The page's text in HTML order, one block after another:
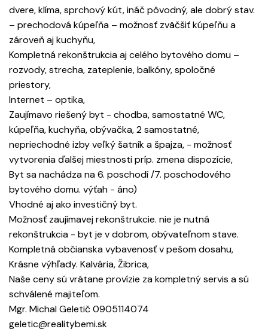
dvere, klíma, sprchový kút, ináč pôvodný, ale dobrý stav.
– prechodová kúpeľňa – možnosť zväčšiť kúpeľňu a
zároveň aj kuchyňu,
Kompletná rekonštrukcia aj celého bytového domu –
rozvody, strecha, zateplenie, balkóny, spoločné
priestory,
Internet – optika,
Zaujímavo riešený byt - chodba, samostatné WC,
kúpeľňa, kuchyňa, obývačka, 2 samostatné,
nepriechodné izby veľký šatník a špajza, - možnosť
vytvorenia ďalšej miestnosti príp. zmena dispozície,
Byt sa nachádza na 6. poschodí /7. poschodového
bytového domu. výťah - áno)
Vhodné aj ako investičný byt.
Možnosť zaujímavej rekonštrukcie. nie je nutná
rekonštrukcia - byt je v dobrom, obývateľnom stave.
Kompletná občianska vybavenosť v pešom dosahu,
Krásne výhľady. Kalvária, Žibrica,
Naše ceny sú vrátane provízie za kompletný servis a sú
schválené majiteľom.
Mgr. Michal Geletič 0905114074
geletic@realitybemi.sk